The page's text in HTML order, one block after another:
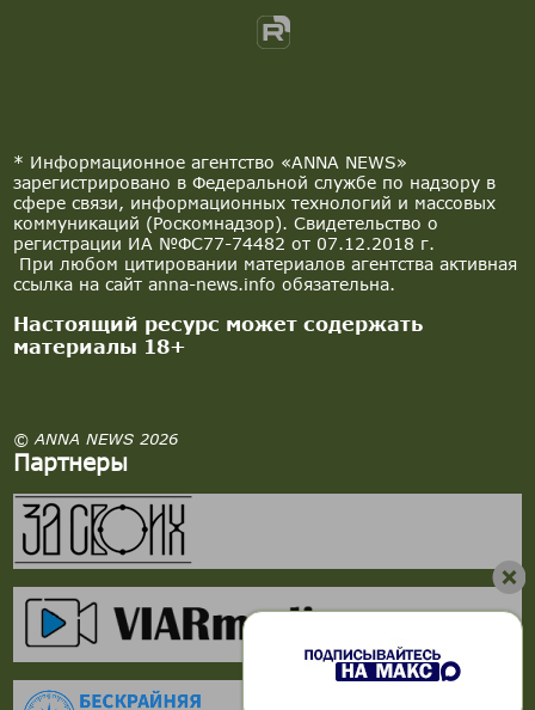
* Информационное агентство «ANNA NEWS»
зарегистрировано в Федеральной службе по надзору в
сфере связи, информационных технологий и массовых
коммуникаций (Роскомнадзор). Свидетельство о
регистрации ИА №ФС77-74482 от 07.12.2018 г.
При любом цитировании материалов агентства активная
ссылка на сайт anna-news.info обязательна.
Настоящий ресурс может содержать
материалы 18+
© ANNA NEWS 2026
Партнеры